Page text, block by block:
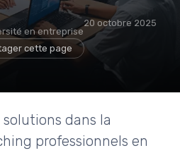
en entreprise
20 octobre 2025
cette page
dans la
professionnels en